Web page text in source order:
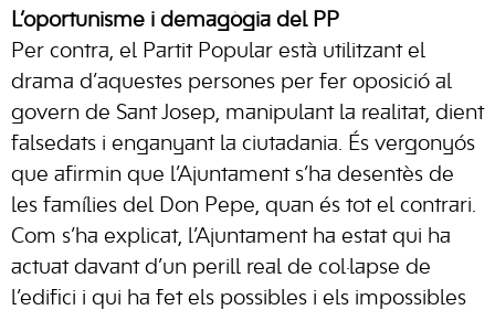
L’oportunisme i demagògia del PP
Per contra, el Partit Popular està utilitzant el
drama d’aquestes persones per fer oposició al
govern de Sant Josep, manipulant la realitat, dient
falsedats i enganyant la ciutadania. És vergonyós
que afirmin que l’Ajuntament s’ha desentès de
les famílies del Don Pepe, quan és tot el contrari.
Com s’ha explicat, l’Ajuntament ha estat qui ha
actuat davant d’un perill real de col·lapse de
l’edifici i qui ha fet els possibles i els impossibles